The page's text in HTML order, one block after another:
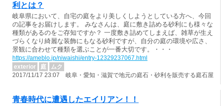
利とは？
岐阜県において、自宅の庭をより美しくしようとしている方へ、今回
の記事をお届けします。 みなさんは、庭に敷き詰める砂利にも様々な
種類があるのをご存知ですか？ 一度敷き詰めてしまえば、雑草が生え
づらくなり綺麗な装飾にもなる砂利ですが、自分の庭の環境や広さ、
景観に合わせて種類を選ぶことが一番大切です。・・・
https://ameblo.jp/niwaishi/entry-12329237067.html
exterior
庭
ムク
2017/11/17 23:07 岐阜・愛知・滋賀で地元の庭石・砂利を販売する庭石屋
青春時代に遭遇したエイリアン！！